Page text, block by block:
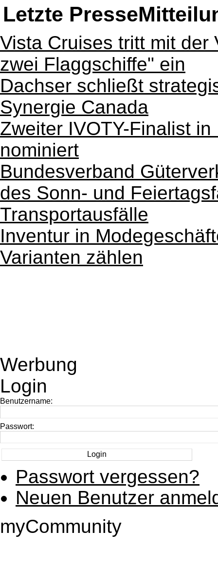
Letzte
Vista Cruises tritt mit der
zwei Flaggschiffe" ein
Dachser schließt
Synergie Canada
Zweiter IVOTY-Finalist
nominiert
Bundesverband
des Sonn- und
Transportausfälle
Inventur in
Varianten zählen
Werbung
Login
Benutzername:
Passwort:
Passwort vergessen?
Neuen Benutzer
myCommunity